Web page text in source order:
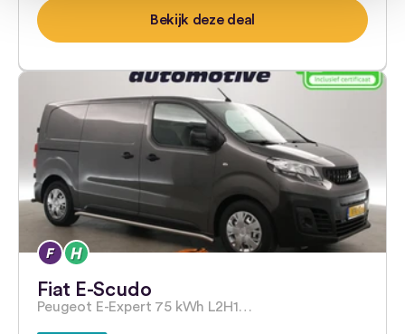
Bekijk deze deal
Fiat E-Scudo
Peugeot E-Expert 75 kWh L2H1…